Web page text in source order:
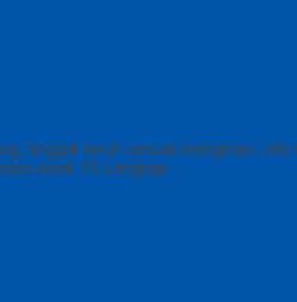
tinggal taruh sesuai keinginan.
Anak Tk Lengkap